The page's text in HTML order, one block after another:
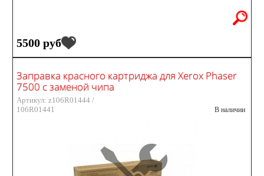
5500 руб
Заправка красного картриджа для Xerox Phaser
7500 с заменой чипа
Артикул: z106R01444 /
106R01441
В наличии